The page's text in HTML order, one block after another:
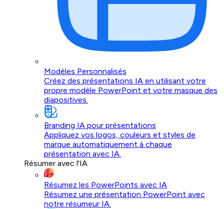
Modèles Personnalisés
Créez des présentations IA en utilisant votre
propre modèle PowerPoint et votre masque des
diapositives.
Branding IA pour présentations
Appliquez vos logos, couleurs et styles de
marque automatiquement à chaque
présentation avec IA.
Résumer avec l'IA
Résumez les PowerPoints avec IA
Résumez une présentation PowerPoint avec
notre résumeur IA.